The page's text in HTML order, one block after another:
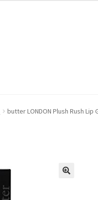
butter LONDON Plush Rush Lip